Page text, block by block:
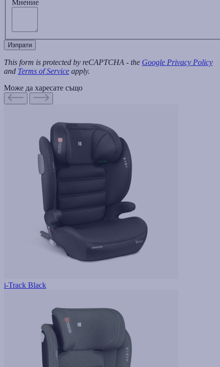
Мнение
Изпрати
This form is protected by reCAPTCHA - the Google Privacy Policy
and Terms of Service apply.
Може да харесате също
i-Track Black